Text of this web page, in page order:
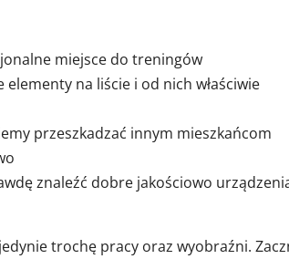
miejsce do treningów
na liście i od nich właściwie
przeszkadzać innym mieszkańcom
znaleźć dobre jakościowo
trochę pracy oraz wyobraźni.